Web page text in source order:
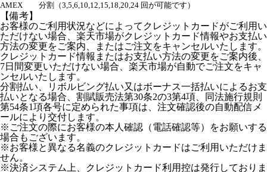
AMEX
分割（3,5,6,10,12,15,18,20,24 回が可能です）
【備考】
お客様のご利用状況などによってクレジットカードがご利用い
ただけない場合、楽天市場がクレジットカード情報やお支払い
方法の変更をご案内、またはご注文をキャンセルいたします。
クレジットカード情報またはお支払い方法の変更をご案内後、
7日間変更いただけない場合、楽天市場が自動でご注文をキャ
ンセルいたします。
分割払い、リボルビング払い又はボーナス一括払いによるお支
払いとなる場合、割賦販売法第30条2の3第4項、同法施行規則
第54条1項各号に定められた事項は、注文確認後の自動配信メ
ールにより交付します。
※ご注文の際にお客様の本人確認（電話確認等）をお願いする
場合もございます。
※お客様と異なる名義のクレジットカードはご利用いただけま
せん。
※決済システム上、クレジットカード利用控は発行しておりま